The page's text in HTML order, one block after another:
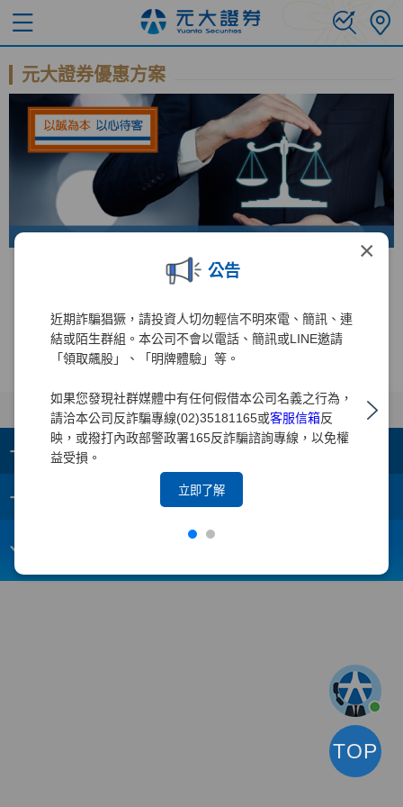
×
公告
近期詐騙猖獗，請投資人切勿輕信不明來電、簡訊、連
結或陌生群組。本公司不會以電話、簡訊或LINE邀請
「領取飆股」、「明牌體驗」等。
如果您發現社群媒體中有任何假借本公司名義之行為，
請洽本公司反詐騙專線(02)35181165或客服信箱反
映，或撥打內政部警政署165反詐騙諮詢專線，以免權
益受損。
立即了解
元大證券優惠方案
錢進美股直達車 手續費免比價
+ 集團成員
+
webmaster@yuanta.com
TOP